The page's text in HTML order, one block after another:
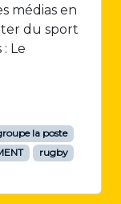
médias en
du sport
Le
la poste
rugby